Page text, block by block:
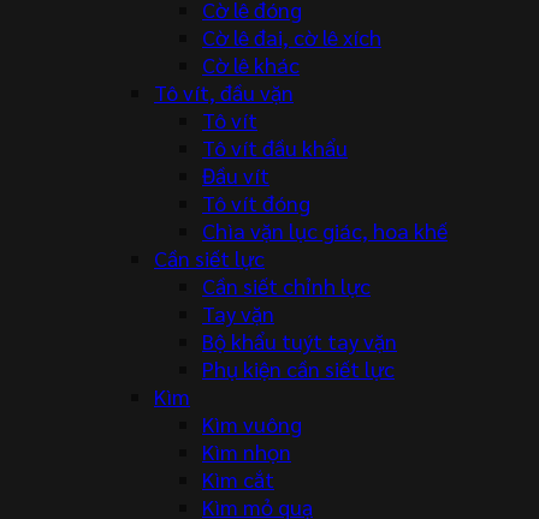
Cờ lê đóng
Cờ lê đai, cờ lê xích
Cờ lê khác
Tô vít, đầu vặn
Tô vít
Tô vít đầu khẩu
Đầu vít
Tô vít đóng
Chìa vặn lục giác, hoa khế
Cần siết lực
Cần siết chỉnh lực
Tay vặn
Bộ khẩu tuýt tay vặn
Phụ kiện cần siết lực
Kìm
Kìm vuông
Kìm nhọn
Kìm cắt
Kìm mỏ quạ